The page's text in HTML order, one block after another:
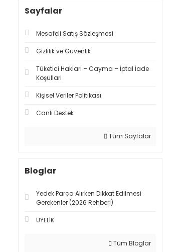
Sayfalar
Mesafeli Satış Sözleşmesi
Gizlilik ve Güvenlik
Tüketici Haklari – Cayma – İptal İade
Koşullari
Kişisel Veriler Politikası
Canlı Destek
Tüm Sayfalar
Bloglar
Yedek Parça Alırken Dikkat Edilmesi
Gerekenler (2026 Rehberi)
ÜYELİK
Tüm Bloglar